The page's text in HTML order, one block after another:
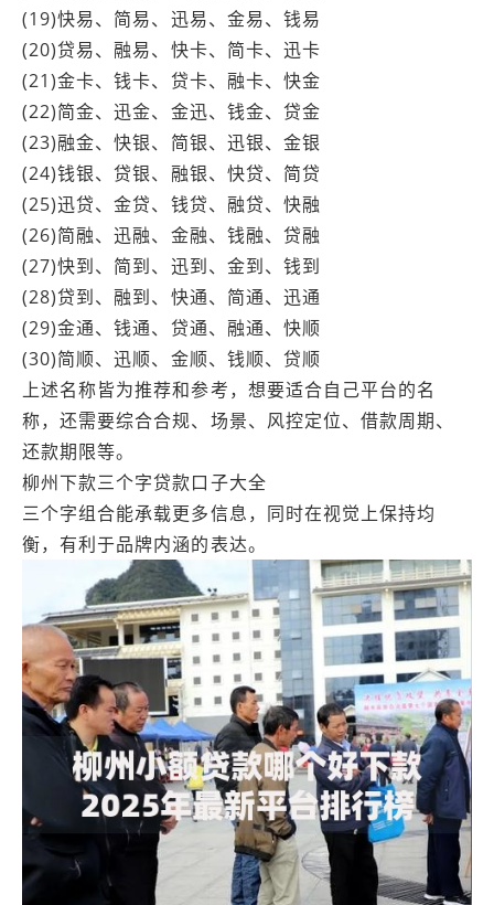
(19)快易、简易、迅易、金易、钱易
(20)贷易、融易、快卡、简卡、迅卡
(21)金卡、钱卡、贷卡、融卡、快金
(22)简金、迅金、金迅、钱金、贷金
(23)融金、快银、简银、迅银、金银
(24)钱银、贷银、融银、快贷、简贷
(25)迅贷、金贷、钱贷、融贷、快融
(26)简融、迅融、金融、钱融、贷融
(27)快到、简到、迅到、金到、钱到
(28)贷到、融到、快通、简通、迅通
(29)金通、钱通、贷通、融通、快顺
(30)简顺、迅顺、金顺、钱顺、贷顺
上述名称皆为推荐和参考，想要适合自己平台的名
称，还需要综合合规、场景、风控定位、借款周期、
还款期限等。
柳州下款三个字贷款口子大全
三个字组合能承载更多信息，同时在视觉上保持均
衡，有利于品牌内涵的表达。